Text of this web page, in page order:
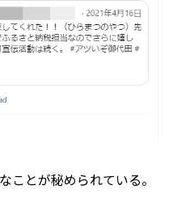
ことが秘められている。